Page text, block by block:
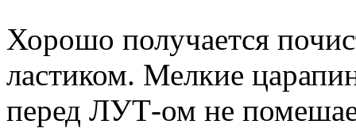
Хорошо получается
ластиком. Мелкие
перед ЛУТ-ом не